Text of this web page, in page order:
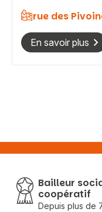
rue des
En savoir plus
Bailleur
coopératif
Depuis plus de